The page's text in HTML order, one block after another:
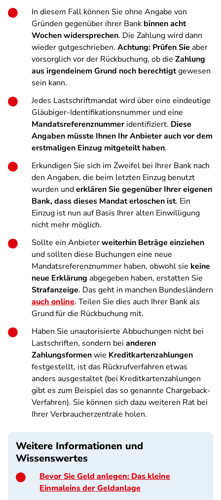
In diesem Fall können Sie ohne Angabe von
Gründen gegenüber ihrer Bank binnen acht
Wochen widersprechen. Die Zahlung wird dann
wieder gutgeschrieben. Achtung: Prüfen Sie aber
vorsorglich vor der Rückbuchung, ob die Zahlung
aus irgendeinem Grund noch berechtigtgewesen
sein kann.
Jedes Lastschriftmandat wird über eine eindeutige
Gläubiger-Identifikationsnummer und eine
Mandatsreferenznummeridentifiziert. Diese
Angaben müsste Ihnen Ihr Anbieter auch vor dem
erstmaligen Einzug mitgeteilt haben.
Erkundigen Sie sich im Zweifel bei Ihrer Bank nach
den Angaben, die beim letzten Einzug benutzt
wurden underklären Sie gegenüber Ihrer eigenen
Bank, dass dieses Mandat erloschen ist. Ein
Einzug ist nun auf Basis Ihrer alten Einwilligung
nicht mehr möglich.
Sollte ein Anbieterweiterhin Beträge einziehen
und sollten diese Buchungen eine neue
Mandatsreferenznummer haben, obwohl sie keine
neue Erklärung abgegeben haben, erstatten Sie
Strafanzeige. Das geht in manchen Bundesländern
auch online. Teilen Sie dies auch Ihrer Bank als
Grund für die Rückbuchung mit.
Haben Sie unautorisierte Abbuchungen nicht bei
Lastschriften, sondern bei anderen
Zahlungsformenwie Kreditkartenzahlungen
festgestellt, ist das Rückrufverfahren etwas
anders ausgestaltet (bei Kreditkartenzahlungen
gibt es zum Beispiel das so genannte Chargeback-
Verfahren). Sie können sich dazu weiteren Rat bei
Ihrer Verbraucherzentrale holen.
Weitere Informationen und
Wissenswertes
Bevor Sie Geld anlegen: Das kleine
Einmaleins der Geldanlage